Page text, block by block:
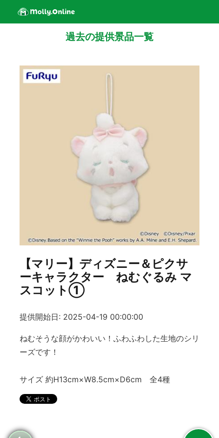
過去の提供景品一覧
【マリー】ディズニー＆ピクサ
ーキャラクター ねむぐるみ マ
スコット①
提供開始日: 2025-04-19 00:00:00
ねむそうな顔がかわいい！ふわふわした生地のシリ
ーズです！
サイズ 約H13cm×W8.5cm×D6cm 全4種